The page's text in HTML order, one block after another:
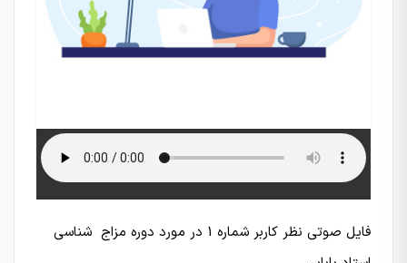
فایل صوتی نظر کاربر شماره 1 در مورد دوره مزاج شناسی